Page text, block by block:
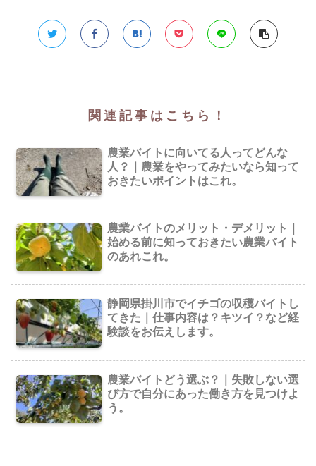
関連記事はこちら！
農業バイトに向いてる人ってどんな
人？｜農業をやってみたいなら知って
おきたいポイントはこれ。
農業バイトのメリット・デメリット｜
始める前に知っておきたい農業バイト
のあれこれ。
静岡県掛川市でイチゴの収穫バイトし
てきた｜仕事内容は？キツイ？など経
験談をお伝えします。
農業バイトどう選ぶ？｜失敗しない選
び方で自分にあった働き方を見つけよ
う。